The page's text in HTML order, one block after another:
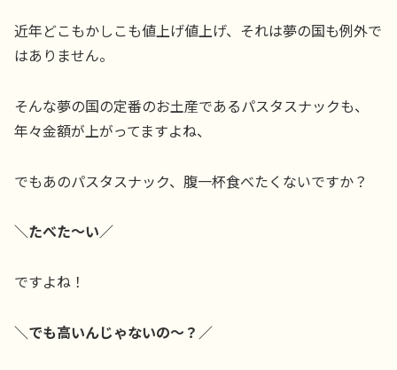
近年どこもかしこも値上げ値上げ、それは夢の国も例外で
はありません。
そんな夢の国の定番のお土産であるパスタスナックも、
年々金額が上がってますよね、
でもあのパスタスナック、腹一杯食べたくないですか？
＼たべた〜い／
ですよね！
＼でも高いんじゃないの〜？／